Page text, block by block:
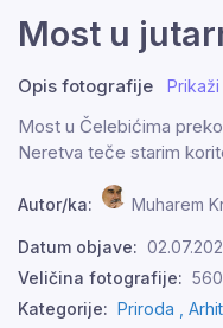
Most u
Opis fotografije
Most u Čelebićima
Neretva teče starim
Autor/ka: Muharem
Datum objave:
Veličina fotografije:
Kategorije: Priroda ,